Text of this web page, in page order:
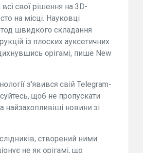
свої рішення на 3D-
на місці. Науковці
швидкого складання
із плоских ауксетичних
орігамі, пише New
з'явився свій Telegram-
щоб не пропускати
найзахопливіші новини зі
створений ними
не як орігамі, що